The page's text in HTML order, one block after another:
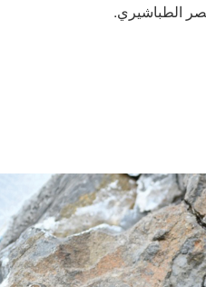
الطباشيري.